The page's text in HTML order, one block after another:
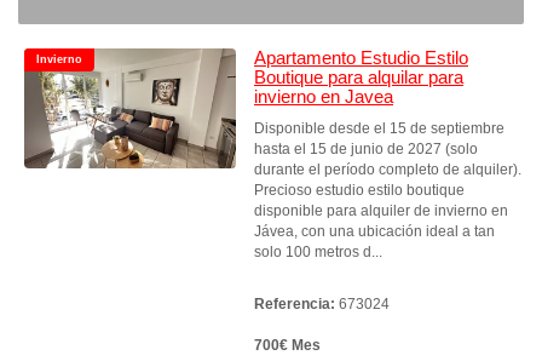
Invierno
Apartamento Estudio Estilo
Boutique para alquilar para
invierno en Javea
Disponible desde el 15 de septiembre
hasta el 15 de junio de 2027 (solo
durante el período completo de alquiler).
Precioso estudio estilo boutique
disponible para alquiler de invierno en
Jávea, con una ubicación ideal a tan
solo 100 metros d...
Referencia: 673024
700€ Mes